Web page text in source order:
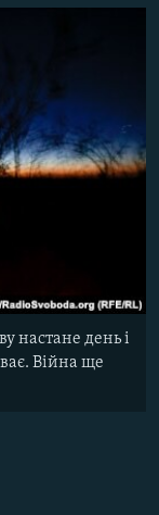
настане день і
Війна ще